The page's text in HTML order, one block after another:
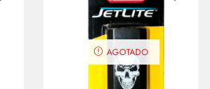
AGOTADO